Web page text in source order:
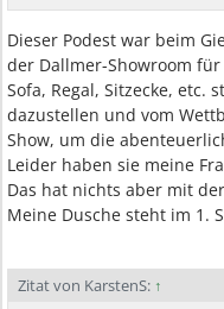
Dieser Podest war beim
der Dallmer-Showroom
Sofa, Regal, Sitzecke, etc.
dazustellen und vom
Show, um die
Leider haben sie meine
Das hat nichts aber mit
Meine Dusche steht im 1.
Zitat von KarstenS: ↑